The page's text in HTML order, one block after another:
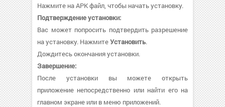
Нажмите на APK файл, чтобы начать установку.
Подтверждение установки:
Вас может попросить подтвердить разрешение
на установку. НажмитеУстановить.
Дождитесь окончания установки.
Завершение:
После установки вы можете открыть
приложение непосредственно или найти его на
главном экране или в меню приложений.